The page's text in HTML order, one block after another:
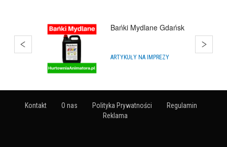
Bańki Mydlane Gdańsk
ARTYKUŁY NA IMPREZY
Kontakt O nas Polityka Prywatności
Regulamin
Reklama